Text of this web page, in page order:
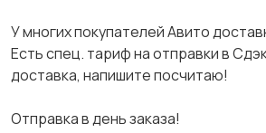
У многих покупателей Авито
Есть спец. тариф на отправки в
доставка, напишите посчитаю!
Отправка в день заказа!